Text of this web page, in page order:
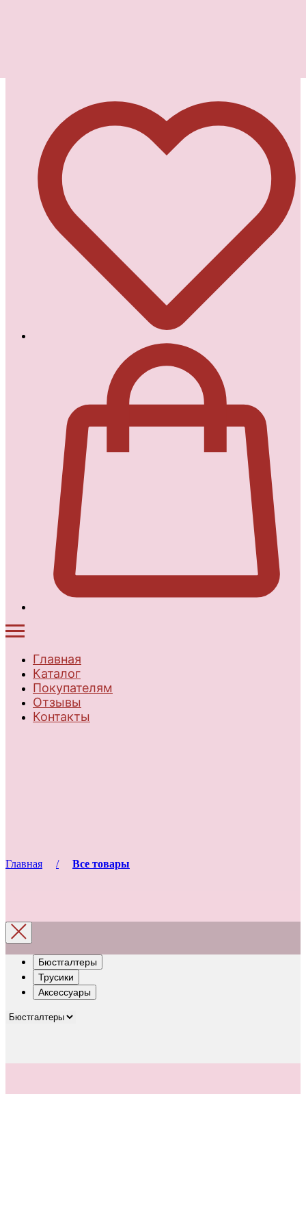
Главная
Каталог
Покупателям
Отзывы
Контакты
Главная Все товары
Бюстгалтеры
Трусики
Аксессуары